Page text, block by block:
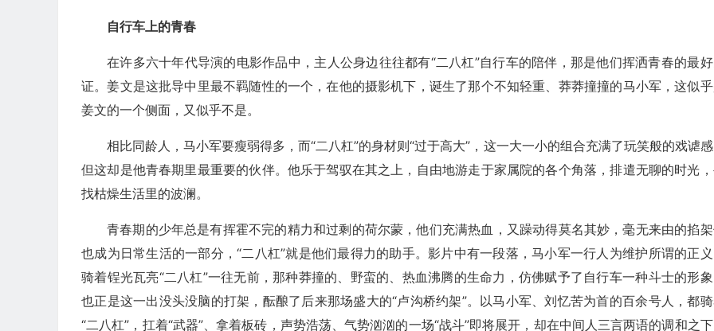
自行车上的青春
在许多六十年代导演的电影作品中，主人公身边往往都有“二八杠”自行车的陪伴，那是他们挥洒青春的最
证。姜文是这批导中里最不羁随性的一个，在他的摄影机下，诞生了那个不知轻重、莽莽撞撞的马小军，这似
姜文的一个侧面，又似乎不是。
相比同龄人，马小军要瘦弱得多，而“二八杠”的身材则“过于高大”，这一大一小的组合充满了玩笑般的戏谑感
但这却是他青春期里最重要的伙伴。他乐于驾驭在其之上，自由地游走于家属院的各个角落，排遣无聊的时光
找枯燥生活里的波澜。
青春期的少年总是有挥霍不完的精力和过剩的荷尔蒙，他们充满热血，又躁动得莫名其妙，毫无来由的掐
也成为日常生活的一部分，“二八杠”就是他们最得力的助手。影片中有一段落，马小军一行人为维护所谓的正义
骑着锃光瓦亮“二八杠”一往无前，那种莽撞的、野蛮的、热血沸腾的生命力，仿佛赋予了自行车一种斗士的形象
也正是这一出没头没脑的打架，酝酿了后来那场盛大的“卢沟桥约架”。以马小军、刘忆苦为首的百余号人，都
“二八杠”，扛着“武器”、拿着板砖，声势浩荡、气势汹汹的一场“战斗”即将展开，却在中间人三言两语的调和之下